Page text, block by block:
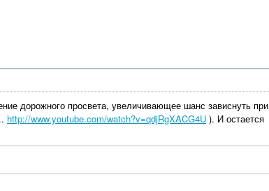
дорожного просвета, увеличивающее шанс зависнуть при
http://www.youtube.com/watch?v=qdjRgXACG4U ). И остается